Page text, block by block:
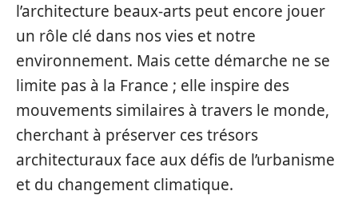
l’architecture beaux-arts peut encore jouer
un rôle clé dans nos vies et notre
environnement. Mais cette démarche ne se
limite pas à la France ; elle inspire des
mouvements similaires à travers le monde,
cherchant à préserver ces trésors
architecturaux face aux défis de l’urbanisme
et du changement climatique.